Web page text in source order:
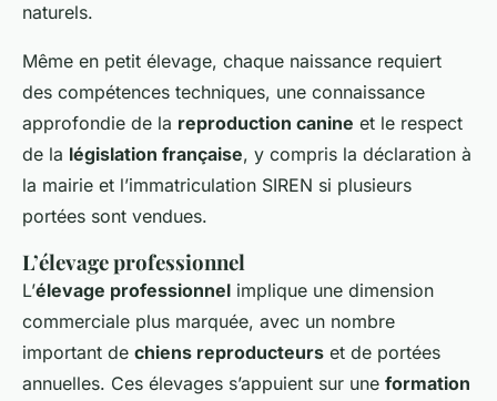
naturels.
Même en petit élevage, chaque naissance requiert
des compétences techniques, une connaissance
approfondie de la reproduction canine et le respect
de la législation française, y compris la déclaration à
la mairie et l’immatriculation SIREN si plusieurs
portées sont vendues.
L’élevage professionnel
L’élevage professionnel implique une dimension
commerciale plus marquée, avec un nombre
important de chiens reproducteurs et de portées
annuelles. Ces élevages s’appuient sur une formation